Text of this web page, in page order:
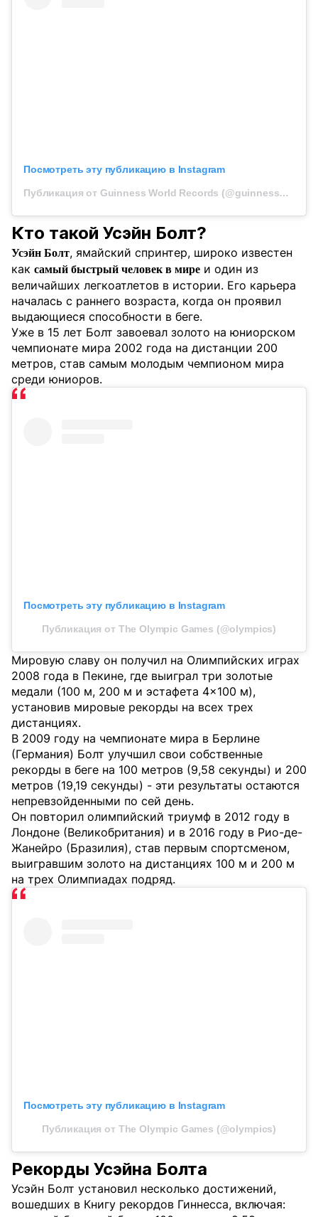
Посмотреть эту публикацию в Instagram
Публикация от Guinness World Records (@guinnessworldrecords)
Кто такой Усэйн Болт?
Усэйн Болт, ямайский спринтер, широко известен
как самый быстрый человек в мире и один из
величайших легкоатлетов в истории. Его карьера
началась с раннего возраста, когда он проявил
выдающиеся способности в беге.
Уже в 15 лет Болт завоевал золото на юниорском
чемпионате мира 2002 года на дистанции 200
метров, став самым молодым чемпионом мира
среди юниоров.
Посмотреть эту публикацию в Instagram
Публикация от The Olympic Games (@olympics)
Мировую славу он получил на Олимпийских играх
2008 года в Пекине, где выиграл три золотые
медали (100 м, 200 м и эстафета 4×100 м),
установив мировые рекорды на всех трех
дистанциях.
В 2009 году на чемпионате мира в Берлине
(Германия) Болт улучшил свои собственные
рекорды в беге на 100 метров (9,58 секунды) и 200
метров (19,19 секунды) - эти результаты остаются
непревзойденными по сей день.
Он повторил олимпийский триумф в 2012 году в
Лондоне (Великобритания) и в 2016 году в Рио-де-
Жанейро (Бразилия), став первым спортсменом,
выигравшим золото на дистанциях 100 м и 200 м
на трех Олимпиадах подряд.
Посмотреть эту публикацию в Instagram
Публикация от The Olympic Games (@olympics)
Рекорды Усэйна Болта
Усэйн Болт установил несколько достижений,
вошедших в Книгу рекордов Гиннесса, включая: